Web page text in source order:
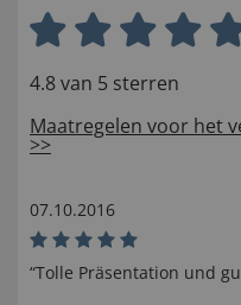
4.8 van 5 sterren
Maatregelen voor het
>>
07.10.2016
“Tolle Präsentation und